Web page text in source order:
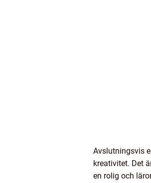
Avslutningsvis
kreativitet. Det
en rolig och